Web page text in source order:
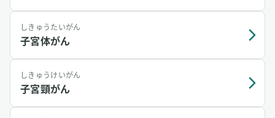
しきゅうたいがん
子宮体がん
しきゅうけいがん
子宮頸がん